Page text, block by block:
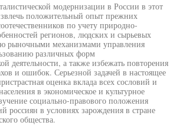
модернизации в России в этот
положительный опыт прежних
по учету природно-
регионов, людских и сырьевых
рыночными механизмами управления
различных форм
деятельности, а также избежать повторения
и ошибок. Серьезной задачей в настоящее
оценка вклада всех сословий и
в экономическое и культурное
социально-правового положения
россиян в условиях зарождения в стране
общества.